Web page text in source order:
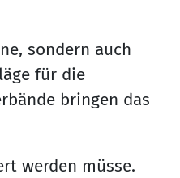
sondern auch
für die
bringen das
werden müsse.